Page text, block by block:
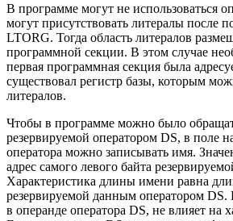
В программе могут не использоваться
могут присутствовать литералы после
LTORG. Тогда область литералов
программной секции. В этом случае
первая программная секция была
существовал регистр базы, которым
литералов.
Чтобы в программе можно было
резервируемой оператором DS, в поле
оператора можно записывать имя.
адрес самого левого байта
Характеристика длины имени равна
резервируемой данным оператором DS.
в операнде оператора DS, не влияет на